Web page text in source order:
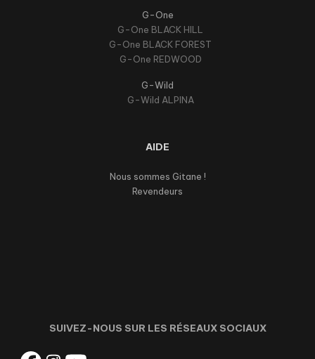
G-One
G-One BLACK HILL
G-One BLACK FOREST
G-One REDWOOD
G-Wild
G-Wild ALPINA
AIDE
Nous sommes Gitane !
Revendeurs
SUIVEZ-NOUS SUR LES RÉSEAUX SOCIAUX